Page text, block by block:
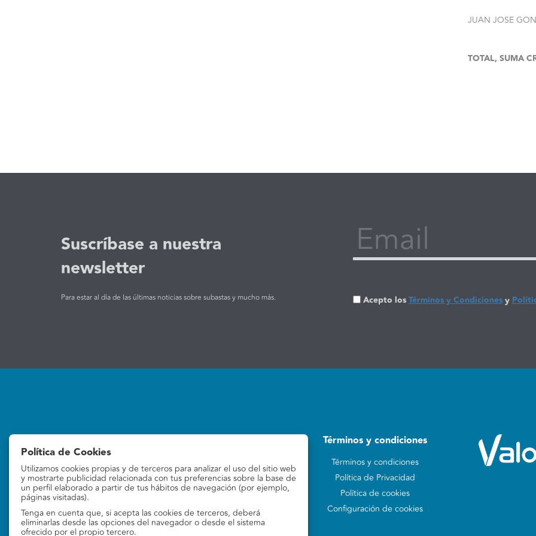
JUAN JOSE
TOTAL, SUMA
Suscríbase a nuestra
newsletter
Para estar al día de las últimas noticias sobre subastas y mucho más.
Email
Acepto losTérminos y Condicionesy
Subastas online
Quiénes Somos
Contacto
Términos y condiciones
Términos y condiciones
Política de Privacidad
Política de cookies
Configuración de cookies
Política de Cookies
Utilizamos cookies propias y de terceros para analizar el uso del sitio web
y mostrarte publicidad relacionada con tus preferencias sobre la base de
un perfil elaborado a partir de tus hábitos de navegación (por ejemplo,
páginas visitadas).
Tenga en cuenta que, si acepta las cookies de terceros, deberá
eliminarlas desde las opciones del navegador o desde el sistema
ofrecido por el propio tercero.